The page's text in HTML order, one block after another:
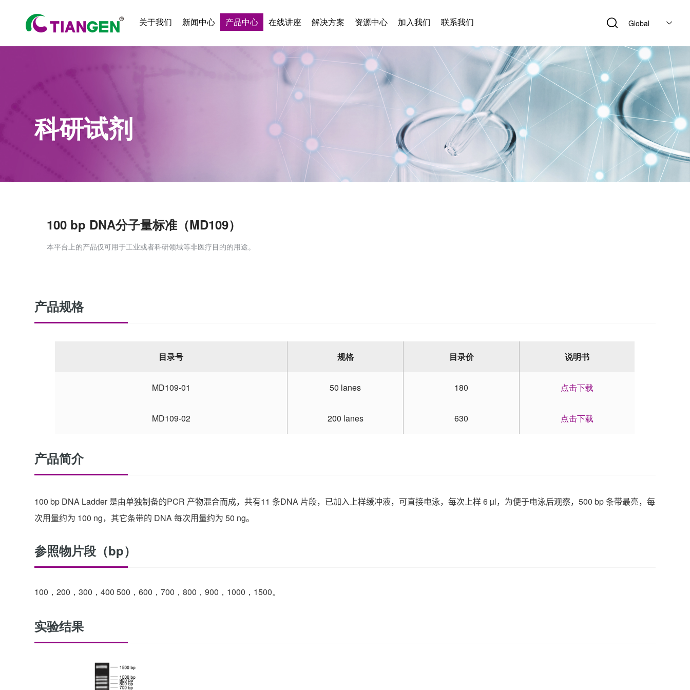
关于我们 新闻中心 产品中心 在线讲座 解决方案 资源中心 加入我们 联系我们 Global
科研试剂
100 bp DNA分子量标准（MD109）
本平台上的产品仅可用于工业或者科研领域等非医疗目的的用途。
产品规格
目录号 规格 目录价 说明书
MD109-01 50 lanes 180 点击下载
MD109-02 200 lanes 630 点击下载
产品简介
100 bp DNA Ladder是由单独制备的PCR 产物混合而成，共有11条DNA 片段，已加入上样缓冲液，可直接电泳，每次上样6 µl，为便于电泳后观察，500 bp条带最亮，每
次用量约为 100 ng，其它条带的 DNA每次用量约为50 ng。
参照物片段（bp）
100，200，300，400 500，600，700，800，900，1000，1500。
实验结果